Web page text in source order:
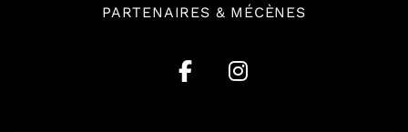
PARTENAIRES & MÉCÈNES